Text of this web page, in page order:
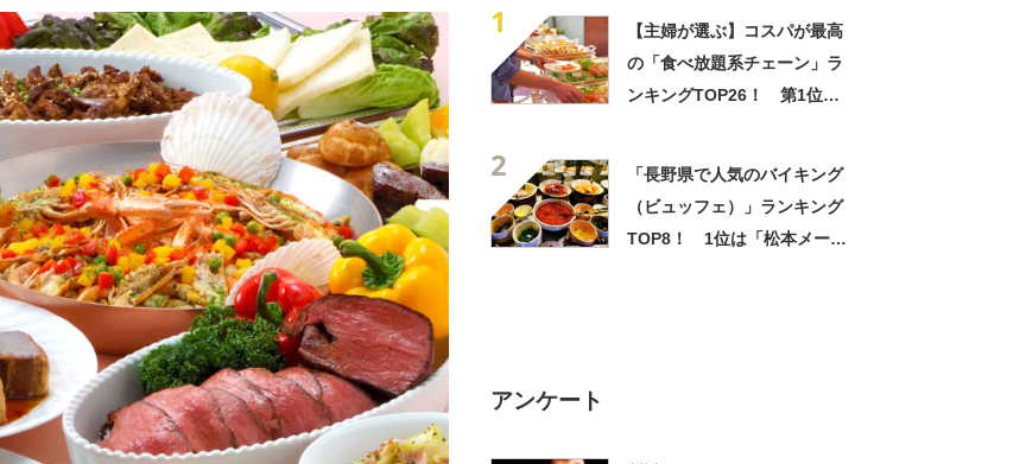
1
【主婦が選ぶ】コスパが最高
の「食べ放題系チェーン」ラ
ンキングTOP26！ 第1位は
2
「長野県で人気のバイキング
（ビュッフェ）」ランキング
TOP8！ 1位は「松本メーヤ
アンケート